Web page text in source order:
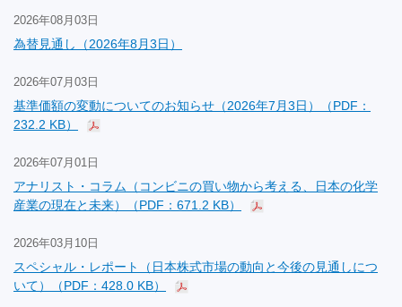
2026年08月03日
為替見通し（2026年8月3日）
2026年07月03日
基準価額の変動についてのお知らせ（2026年7月3日）（PDF：
232.2 KB）
2026年07月01日
アナリスト・コラム（コンビニの買い物から考える、日本の化学
産業の現在と未来）（PDF：671.2 KB）
2026年03月10日
スペシャル・レポート（日本株式市場の動向と今後の見通しにつ
いて）（PDF：428.0 KB）